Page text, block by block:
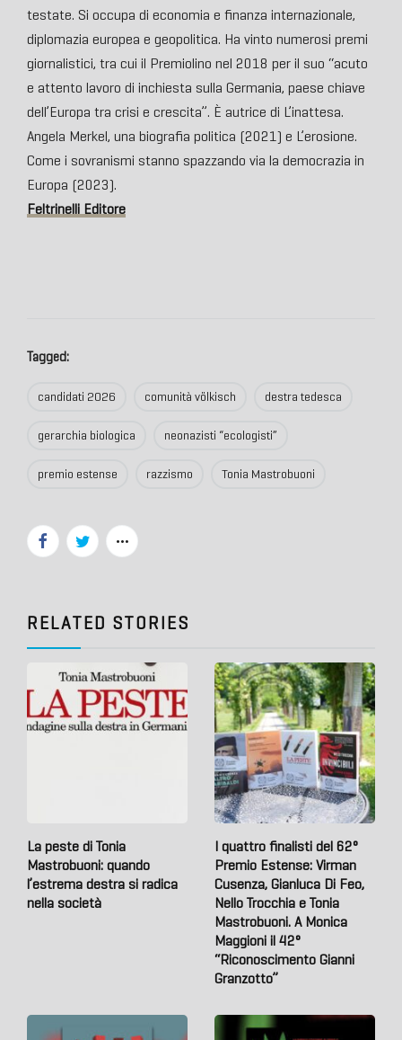
testate. Si occupa di economia e finanza internazionale,
diplomazia europea e geopolitica. Ha vinto numerosi premi
giornalistici, tra cui il Premiolino nel 2018 per il suo “acuto
e attento lavoro di inchiesta sulla Germania, paese chiave
dell’Europa tra crisi e crescita”. È autrice di L’inattesa.
Angela Merkel, una biografia politica (2021) e L’erosione.
Come i sovranismi stanno spazzando via la democrazia in
Europa (2023).
Feltrinelli Editore
Tagged:
candidati 2026 comunità völkisch destra tedesca
gerarchia biologica neonazisti “ecologisti”
premio estense razzismo Tonia Mastrobuoni
RELATED STORIES
La peste di Tonia
Mastrobuoni: quando
l’estrema destra si radica
nella società
I quattro finalisti del 62°
Premio Estense: Virman
Cusenza, Gianluca Di Feo,
Nello Trocchia e Tonia
Mastrobuoni. A Monica
Maggioni il 42°
“Riconoscimento Gianni
Granzotto”